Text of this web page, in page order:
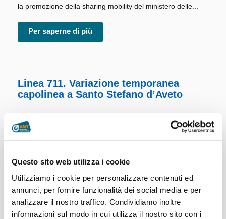
Questo sito web utilizza i cookie
Utilizziamo i cookie per personalizzare contenuti ed
annunci, per fornire funzionalità dei social media e per
analizzare il nostro traffico. Condividiamo inoltre
informazioni sul modo in cui utilizza il nostro sito con i
la promozione della sharing mobility del ministero delle...
Per saperne di più
Linea 711. Variazione temporanea
capolinea a Santo Stefano d’Aveto
Capodanno in
dalle ore 20.00 di mercoledì
31 dicembre e fino alle ore 8.30 di
effettuerà temporaneamente il
capolinea di Santo Stefano d’Aveto
via Badinelli, fronte isola ecologica....
Per saperne di più